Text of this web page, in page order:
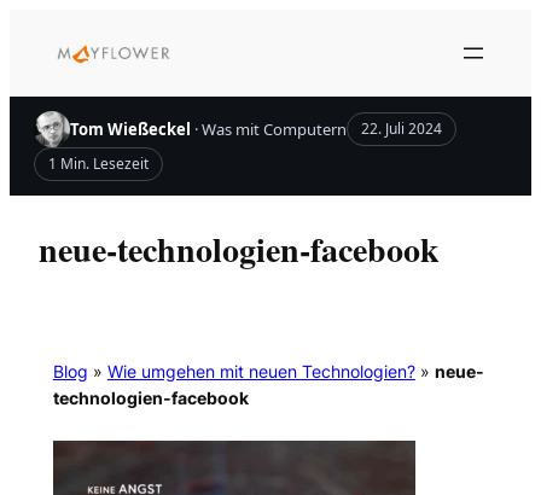
Inhalt
Tom Wießeckel · Was mit Computern
22. Juli 2024
1 Min. Lesezeit
neue-technologien-facebook
Blog » Wie umgehen mit neuen Technologien?» neue-
technologien-facebook